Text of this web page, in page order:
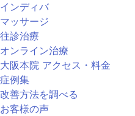
インディバ
マッサージ
往診治療
オンライン治療
大阪本院 アクセス・料金
症例集
改善方法を調べる
お客様の声